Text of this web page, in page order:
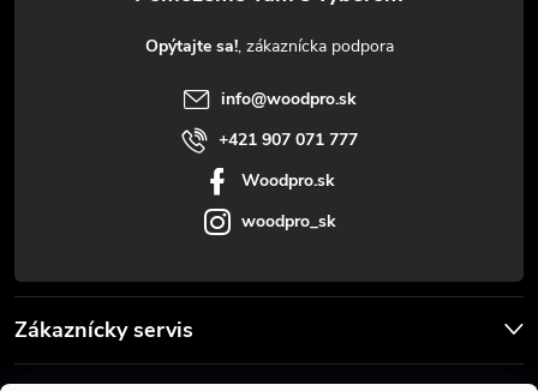
Zákaznícky servis
Opýtajte sa!
info@woodpro.sk
+421 907 071 777
Woodpro.sk
woodpro_sk